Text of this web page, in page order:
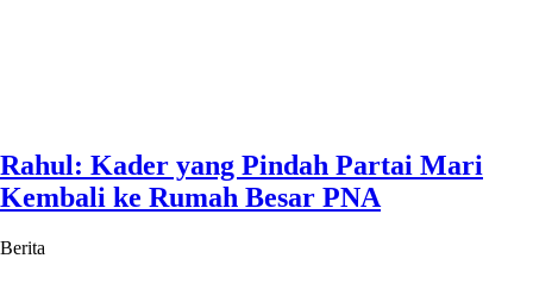
Rahul: Kader yang Pindah Partai Mari
Kembali ke Rumah Besar PNA
Berita